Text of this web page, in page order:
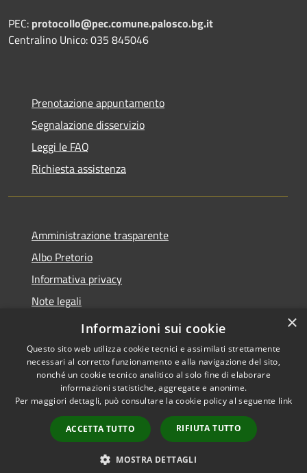
PEC: protocollo@pec.comune.palosco.bg.it
Centralino Unico: 035 845046
Prenotazione appuntamento
Segnalazione disservizio
Leggi le FAQ
Richiesta assistenza
Amministrazione trasparente
Albo Pretorio
Informativa privacy
Note legali
Dichiarazione di accessibilità
Accessibilità
Copyright © 2026 • Comune di
Palosco • Powered by
Municipium•
Accesso
redazione
×
Informazioni sui cookie
Questo sito web utilizza cookie tecnici e assimilati strettamente
necessari al corretto funzionamento e alla navigazione del sito,
nonché un cookie tecnico analitico al solo fine di elaborare
informazioni statistiche, aggregate e anonime.
Per maggiori dettagli, può consultare la cookie policy al seguente link
ACCETTA TUTTO RIFIUTA TUTTO
MOSTRA DETTAGLI